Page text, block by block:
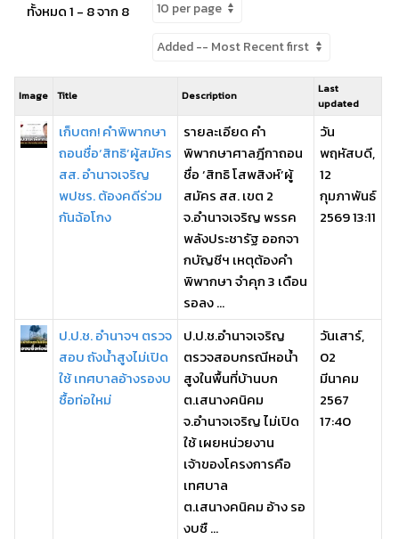
ทั้งหมด 1 - 8 จาก 8
Image Title Description
Last
updated
เก็บตก! คำพิพากษา
ถอนชื่อ‘สิทธิ’ผู้สมัคร
สส. อำนาจเจริญ
พปชร. ต้องคดีร่วม
กันฉ้อโกง
รายละเอียด คำ
พิพากษาศาลฎีกาถอน
ชื่อ ‘สิทธิ โสพสิงห์’ผู้
สมัคร สส. เขต 2
จ.อำนาจเจริญ พรรค
พลังประชารัฐ ออกจา
กบัญชีฯ เหตุต้องคำ
พิพากษา จำคุก 3 เดือน
รอลง ...
วัน
พฤหัสบดี,
12
กุมภาพันธ์
2569 13:11
ป.ป.ช. อำนาจฯ ตรวจ
สอบ ถังน้ำสูงไม่เปิด
ใช้ เทศบาลอ้างรองบ
ซื้อท่อใหม่
ป.ป.ช.อำนาจเจริญ
ตรวจสอบกรณีหอน้ำ
สูงในพื้นที่บ้านบก
ต.เสนางคนิคม
จ.อำนาจเจริญ ไม่เปิด
ใช้ เผยหน่วยงาน
เจ้าของโครงการคือ
เทศบาล
ต.เสนางคนิคม อ้าง รอ
งบซื ...
วันเสาร์,
02
มีนาคม
2567
17:40